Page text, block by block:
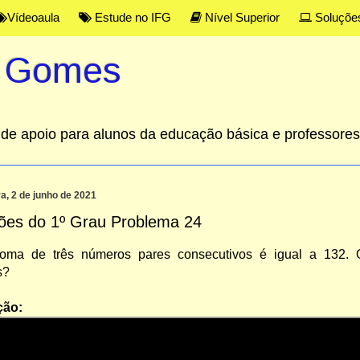
Vídeoaula Estude no IFG Nível Superior
apoio para alunos da educação básica e
2 de junho de 2021
do 1º Grau Problema 24
de três números pares consecutivos é igual a 132.